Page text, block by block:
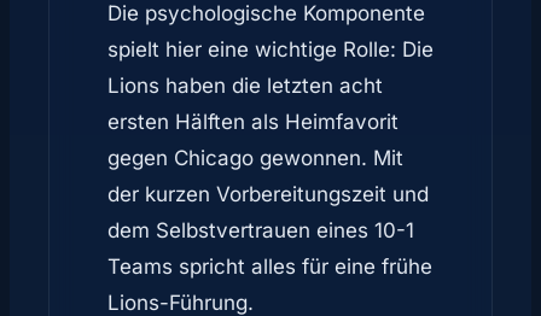
Die psychologische Komponente
spielt hier eine wichtige Rolle: Die
Lions haben die letzten acht
ersten Hälften als Heimfavorit
gegen Chicago gewonnen. Mit
der kurzen Vorbereitungszeit und
dem Selbstvertrauen eines 10-1
Teams spricht alles für eine frühe
Lions-Führung.